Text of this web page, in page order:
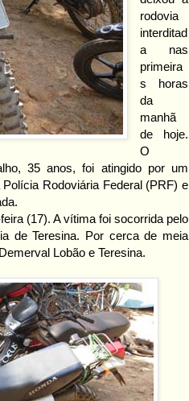
rodovia
interditad
a nas
primeira
s horas
da
manhã
de hoje.
O
35 anos, foi atingido por um
Rodoviária Federal (PRF) e
(17). A vítima foi socorrida pelo
de Teresina. Por cerca de meia
Lobão e Teresina.